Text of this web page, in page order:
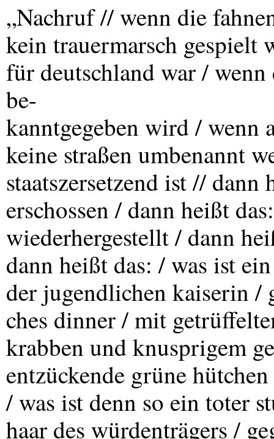
„Nachruf // wenn die
kein trauermarsch gespielt
für deutschland war /
be-
kanntgegeben wird / wenn
keine straßen umbenannt
staatszersetzend ist //
erschossen / dann heißt
wiederhergestellt / dann
dann heißt das: / was ist
der jugendlichen kaiserin /
ches dinner / mit
krabben und knusprigem
entzückende grüne
/ was ist denn so ein toter
haar des würdenträgers /